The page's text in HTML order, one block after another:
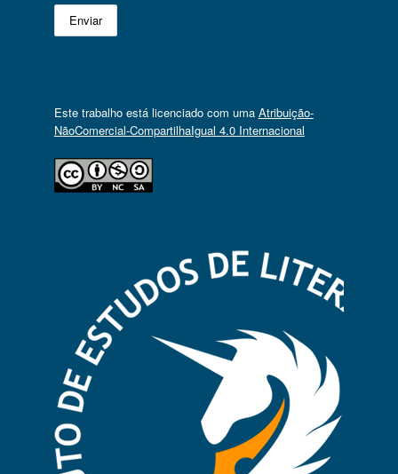
Este trabalho está licenciado com uma Atribuição-
NãoComercial-CompartilhaIgual 4.0 Internacional